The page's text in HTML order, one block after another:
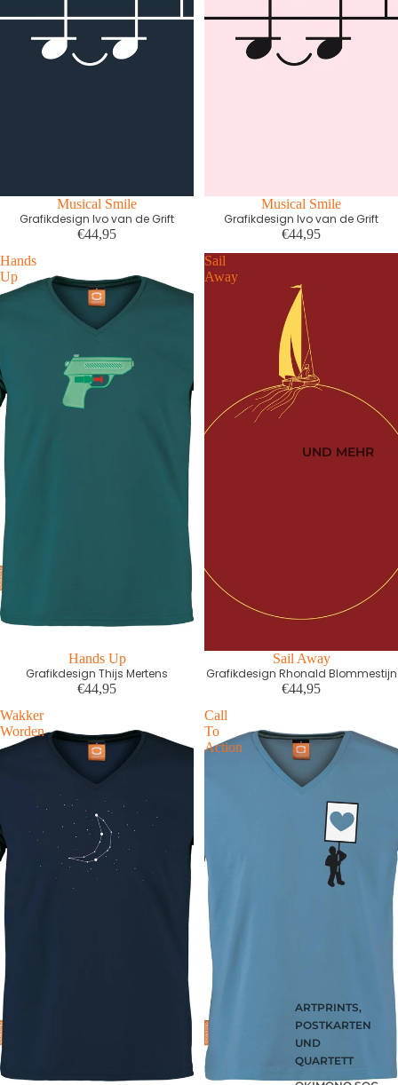
UND MEHR
ARTPRINTS,
POSTKARTEN
UND
QUARTETT
Musical Smile
Grafikdesign Ivo van de Grift
€44,95
Musical Smile
Grafikdesign Ivo van de Grift
€44,95
Hands
Up
Hands Up
Grafikdesign Thijs Mertens
€44,95
Sail
Away
Sail Away
Grafikdesign Rhonald Blommestijn
€44,95
Wakker
Worden
Call
To
Action